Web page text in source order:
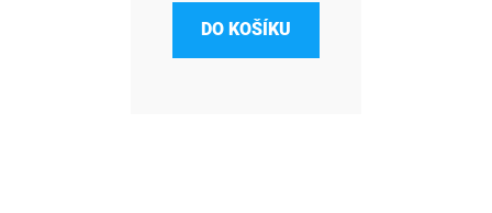
DO KOŠÍKU